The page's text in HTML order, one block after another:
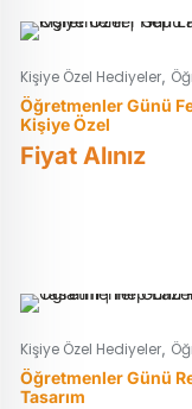
Kişiye Özel Hediyeler,
Öğretmenler Günü
Kişiye Özel
Fiyat Alınız
Kişiye Özel Hediyeler,
Öğretmenler Günü
Tasarım